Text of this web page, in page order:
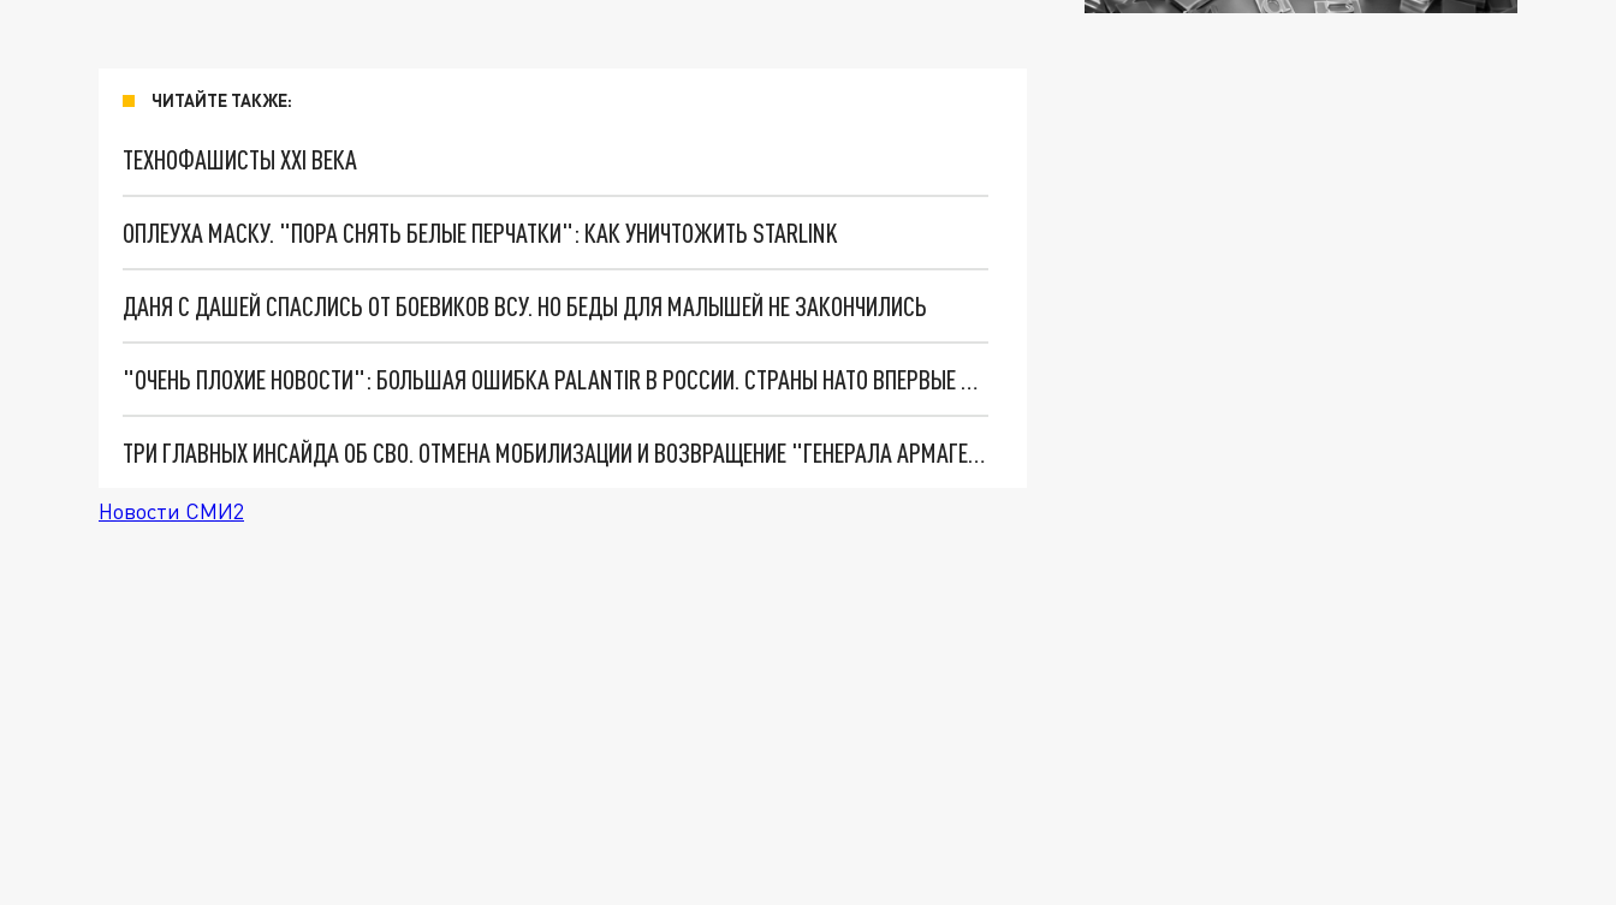
ЧИТАЙТЕ ТАКЖЕ:
ТЕХНОФАШИСТЫ XXI ВЕКА
ОПЛЕУХА МАСКУ. "ПОРА СНЯТЬ БЕЛЫЕ ПЕРЧАТКИ": КАК УНИЧТОЖИТЬ STARLINK
ДАНЯ С ДАШЕЙ СПАСЛИСЬ ОТ БОЕВИКОВ ВСУ. НО БЕДЫ ДЛЯ МАЛЫШЕЙ НЕ ЗАКОНЧИЛИСЬ
"ОЧЕНЬ ПЛОХИЕ НОВОСТИ": БОЛЬШАЯ ОШИБКА PALANTIR В РОССИИ. СТРАНЫ НАТО ВПЕРВЫЕ ЗА СВО ОСТАНОВИЛИ ПОСТАВКИ ОРУЖИЯ. ВСУ ТЕРЯЮТ ПРИГРАНИЧЬЕ?
ТРИ ГЛАВНЫХ ИНСАЙДА ОБ СВО. ОТМЕНА МОБИЛИЗАЦИИ И ВОЗВРАЩЕНИЕ "ГЕНЕРАЛА АРМАГЕДДОНА"? ОТЛИЧНЫЕ НОВОСТИ, КОТОРЫЕ ЖДАЛИ ВСЕ
Новости СМИ2